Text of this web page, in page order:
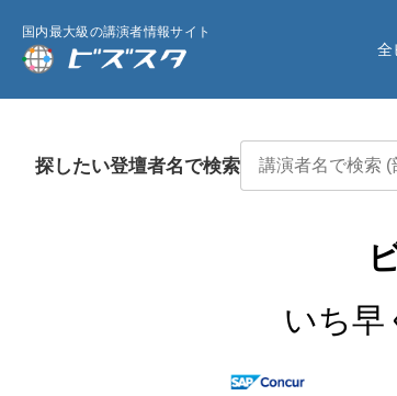
国内最大級の講演者情報サイト
全
探したい登壇者名で検索
いち早